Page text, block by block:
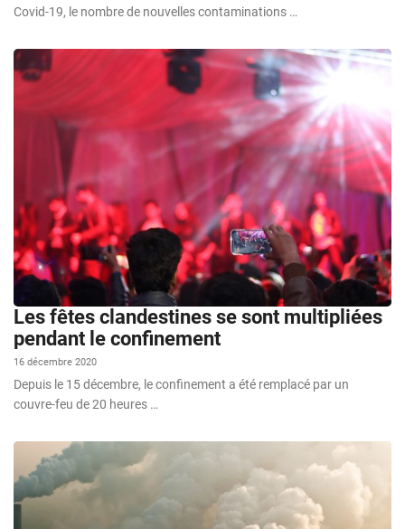
Covid-19, le nombre de nouvelles contaminations …
Les fêtes clandestines se sont multipliées
pendant le confinement
16 décembre 2020
Depuis le 15 décembre, le confinement a été remplacé par un
couvre-feu de 20 heures …